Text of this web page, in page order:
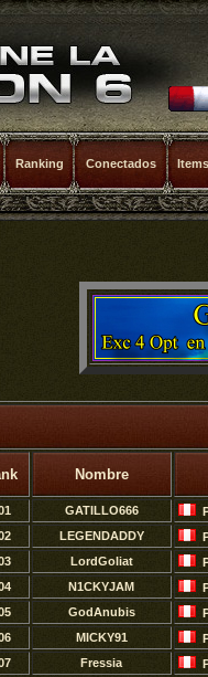
Ranking Conectados Items
Nombre
GATILLO666
LEGENDADDY
LordGoliat
N1CKYJAM
GodAnubis
MICKY91
Fressia